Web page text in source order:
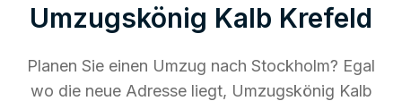
Umzugskönig Kalb Krefeld
Planen Sie einen Umzug nach Stockholm? Egal
wo die neue Adresse liegt, Umzugskönig Kalb